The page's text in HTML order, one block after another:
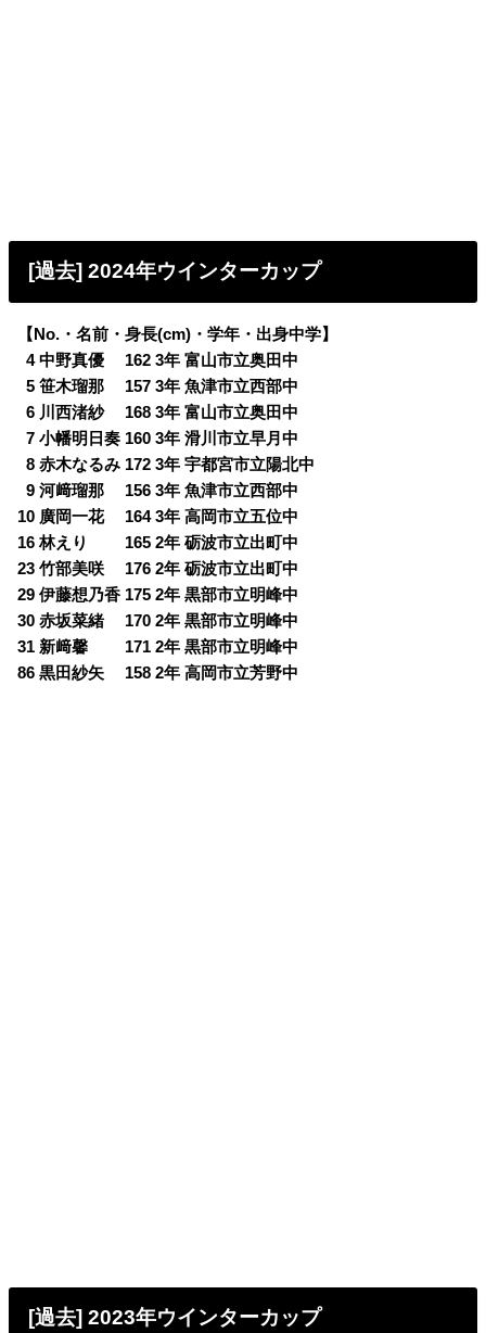
[過去] 2024年ウインターカップ
【No.・名前・身長(cm)・学年・出身中学】
04 中野真優 162 3年 富山市立奥田中
05 笹木瑠那 157 3年 魚津市立西部中
06 川西渚紗 168 3年 富山市立奥田中
07 小幡明日奏 160 3年 滑川市立早月中
08 赤木なるみ 172 3年 宇都宮市立陽北中
09 河﨑瑠那 156 3年 魚津市立西部中
10 廣岡一花 164 3年 高岡市立五位中
16 林えり 165 2年 砺波市立出町中
23 竹部美咲 176 2年 砺波市立出町中
29 伊藤想乃香 175 2年 黒部市立明峰中
30 赤坂菜緒 170 2年 黒部市立明峰中
31 新﨑馨 171 2年 黒部市立明峰中
86 黒田紗矢 158 2年 高岡市立芳野中
[過去] 2023年ウインターカップ